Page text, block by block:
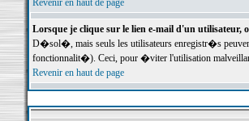
Revenir en haut de page
Lorsque je clique sur le lien e-mail d'un utilisateur,
D�sol�, mais seuls les utilisateurs enregistr�s
fonctionnalit�). Ceci, pour �viter l'utilisation
Revenir en haut de page